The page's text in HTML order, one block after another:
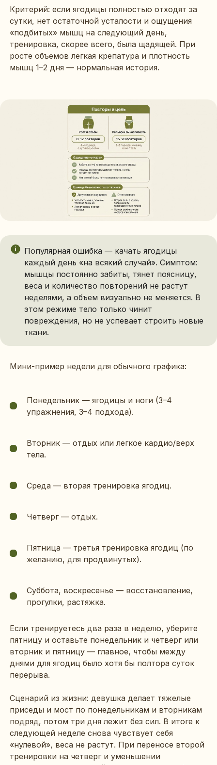
Критерий: если ягодицы полностью отходят за
сутки, нет остаточной усталости и ощущения
«подбитых» мышц на следующий день,
тренировка, скорее всего, была щадящей. При
росте объемов легкая крепатура и плотность
мышц 1–2 дня — нормальная история.
Популярная ошибка — качать ягодицы
каждый день «на всякий случай». Симптом:
мышцы постоянно забиты, тянет поясницу,
веса и количество повторений не растут
неделями, а объем визуально не меняется. В
этом режиме тело только чинит
повреждения, но не успевает строить новые
ткани.
Мини-пример недели для обычного графика:
Понедельник — ягодицы и ноги (3–4
упражнения, 3–4 подхода).
Вторник — отдых или легкое кардио/верх
тела.
Среда — вторая тренировка ягодиц.
Четверг — отдых.
Пятница — третья тренировка ягодиц (по
желанию, для продвинутых).
Суббота, воскресенье — восстановление,
прогулки, растяжка.
Если тренируетесь два раза в неделю, уберите
пятницу и оставьте понедельник и четверг или
вторник и пятницу — главное, чтобы между
днями для ягодиц было хотя бы полтора суток
перерыва.
Сценарий из жизни: девушка делает тяжелые
приседы и мост по понедельникам и вторникам
подряд, потом три дня лежит без сил. В итоге к
следующей неделе снова чувствует себя
«нулевой», веса не растут. При переносе второй
тренировки на четверг и уменьшении